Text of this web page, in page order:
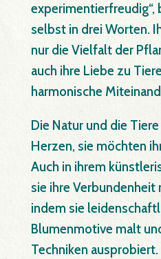
experimentierfreudig“,
selbst in drei Worten.
nur die Vielfalt der
auch ihre Liebe zu
harmonische
Die Natur und die
Herzen, sie möchten
Auch in ihrem
sie ihre
indem sie
Blumenmotive malt
Techniken